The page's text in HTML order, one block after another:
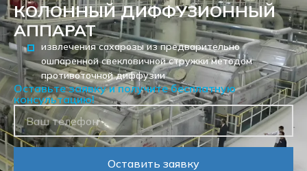
КОЛОННЫЙ ДИФФУЗИОННЫЙ
АППАРАТ
извлечения сахарозы из предварительно
ошпаренной свекловичной стружки методом
противоточной диффузии
Оставьте заявку и получите бесплатную
консультацию!
Оставить заявку